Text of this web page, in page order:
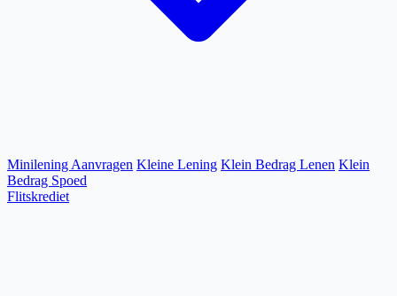
Minilening Aanvragen Kleine Lening Klein Bedrag Lenen Klein
Bedrag Spoed
Flitskrediet